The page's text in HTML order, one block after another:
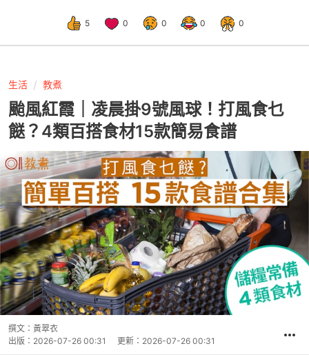
5 0 0 0 0
生活 教煮
颱風紅霞｜凌晨掛9號風球！打風食乜
餸？4類百搭食材15款簡易食譜
撰文： 黃翠衣
出版： 2026-07-26 00:31 更新： 2026-07-26 00:31